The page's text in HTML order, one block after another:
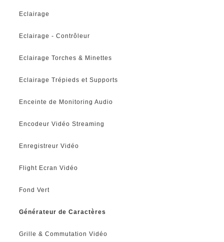
Eclairage
Eclairage - Contrôleur
Eclairage Torches & Minettes
Eclairage Trépieds et Supports
Enceinte de Monitoring Audio
Encodeur Vidéo Streaming
Enregistreur Vidéo
Flight Ecran Vidéo
Fond Vert
Générateur de Caractères
Grille & Commutation Vidéo